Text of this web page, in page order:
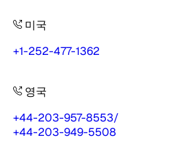
미국
+1-252-477-1362
영국
+44-203-957-8553/
+44-203-949-5508